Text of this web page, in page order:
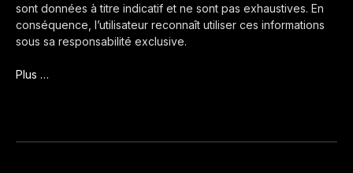
sont données à titre indicatif et ne sont pas exhaustives. En
conséquence, l’utilisateur reconnaît utiliser ces informations
sous sa responsabilité exclusive.
Plus …